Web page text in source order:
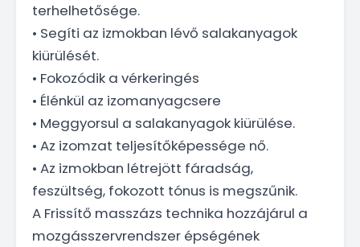
terhelhetősége.
• Segíti az izmokban lévő salakanyagok
kiürülését.
• Fokozódik a vérkeringés
• Élénkül az izomanyagcsere
• Meggyorsul a salakanyagok kiürülése.
• Az izomzat teljesítőképessége nő.
• Az izmokban létrejött fáradság,
feszültség, fokozott tónus is megszűnik.
A Frissítő masszázs technika hozzájárul a
mozgásszervrendszer épségének